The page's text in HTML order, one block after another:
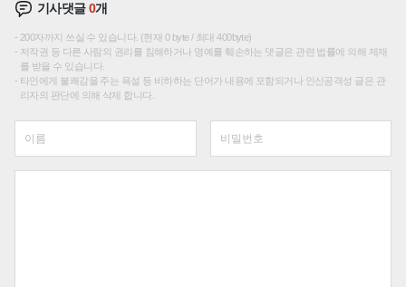
기사댓글0개
200자까지 쓰실 수 있습니다. (현재 0 byte / 최대 400byte)
저작권 등 다른 사람의 권리를 침해하거나 명예를 훼손하는 댓글은 관련 법률에 의해 제재
를 받을 수 있습니다.
타인에게 불쾌감을 주는 욕설 등 비하하는 단어가 내용에 포함되거나 인신공격성 글은 관
리자의 판단에 의해 삭제 합니다.